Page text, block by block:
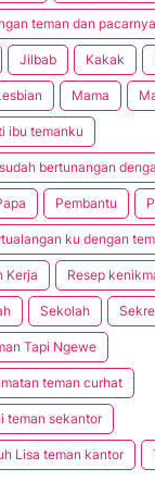
teman dan pacarnya
Jilbab Kakak
Mama
ibu temanku
bertunangan
Pembantu
ku dengan
Kerja Resep
Sekolah
Tapi Ngewe
teman curhat
teman sekantor
Lisa teman kantor